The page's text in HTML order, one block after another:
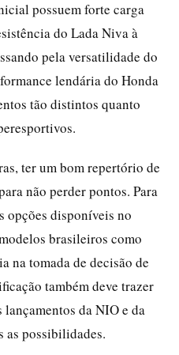
possuem forte carga
do Lada Niva à
pela versatilidade do
lendária do Honda
tão distintos quanto
ter um bom repertório de
não perder pontos. Para
opções disponíveis no
brasileiros como
na tomada de decisão de
também deve trazer
da NIO e da
as possibilidades.